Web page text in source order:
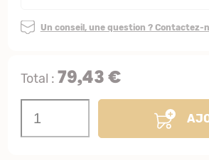
Un conseil, une question ? Contactez-
Total : 79,43 €